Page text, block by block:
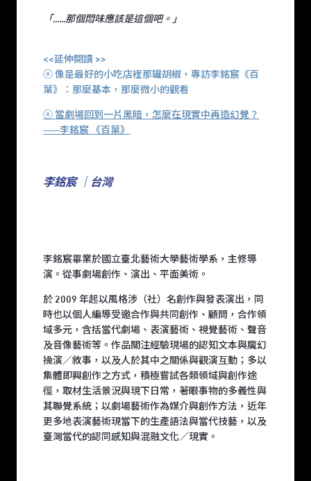
「......那個悶味應該是這個吧。」
<<延伸閱讀 >>
ⓞ 像是最好的小吃店裡那罐胡椒，專訪李銘宸《百
葉》：那麼基本，那麼微小的觀看
ⓞ 當劇場回到一片黑暗，怎麼在現實中再造幻覺？
——李銘宸 《百葉》
李銘宸 ｜台灣
李銘宸畢業於國立臺北藝術大學藝術學系，主修導
演。從事劇場創作、演出、平面美術。
於 2009 年起以風格涉（社）名創作與發表演出，同
時也以個人編導受邀合作與共同創作、顧問，合作領
域多元，含括當代劇場、表演藝術、視覺藝術、聲音
及音像藝術等。作品關注經驗現場的認知文本與魔幻
操演／敘事，以及人於其中之關係與觀演互動；多以
集體即興創作之方式，積極嘗試各類領域與創作途
徑，取材生活景況與現下日常，著眼事物的多義性與
其聯覺系統；以劇場藝術作為媒介與創作方法，近年
更多地表演藝術現當下的生產語法與當代技藝，以及
臺灣當代的認同感知與混融文化／現實。